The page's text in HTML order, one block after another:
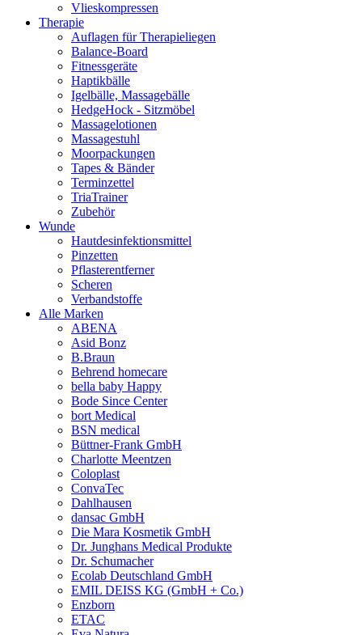
Vlieskompressen
Therapie
Auflagen für Therapieliegen
Balance-Board
Fitnessgeräte
Haptikbälle
Igelbälle, Massagebälle
HedgeHock - Sitzmöbel
Massagelotionen
Massagestuhl
Moorpackungen
Tapes & Bänder
Terminzettel
TriaTrainer
Zubehör
Wunde
Hautdesinfektionsmittel
Pinzetten
Pflasterentferner
Scheren
Verbandstoffe
Alle Marken
ABENA
Asid Bonz
B.Braun
Behrend homecare
bella baby Happy
Bode Since Center
bort Medical
BSN medical
Büttner-Frank GmbH
Charlotte Meentzen
Coloplast
ConvaTec
Dahlhausen
dansac GmbH
Die Mara Kosmetik GmbH
Dr. Junghans Medical Produkte
Dr. Schumacher
Ecolab Deutschland GmbH
EMIL DEISS KG (GmbH + Co.)
Enzborn
ETAC